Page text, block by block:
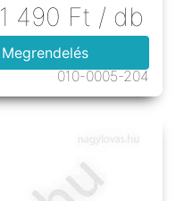
1 490 Ft / db
Megrendelés
010-0005-204